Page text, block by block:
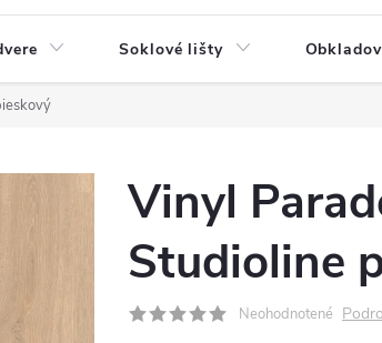
Soklové lišty
Vinyl
Studioline
Neohodnotené